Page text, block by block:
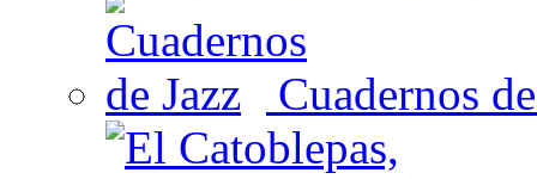
Cuadernos